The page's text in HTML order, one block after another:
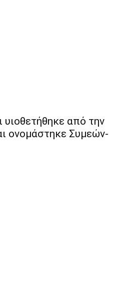
υιοθετήθηκε από την
ονομάστηκε Συμεών-